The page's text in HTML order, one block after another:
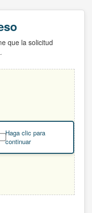
que la solicitud
Haga clic para
continuar